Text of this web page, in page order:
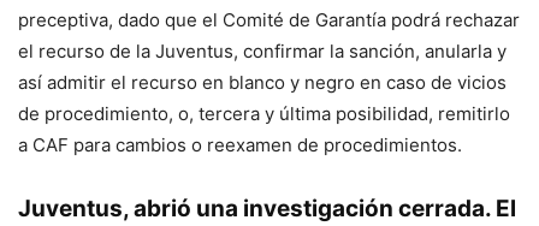
preceptiva, dado que el Comité de Garantía podrá rechazar
el recurso de la Juventus, confirmar la sanción, anularla y
así admitir el recurso en blanco y negro en caso de vicios
de procedimiento, o, tercera y última posibilidad, remitirlo
a CAF para cambios o reexamen de procedimientos.
Juventus, abrió una investigación cerrada. El